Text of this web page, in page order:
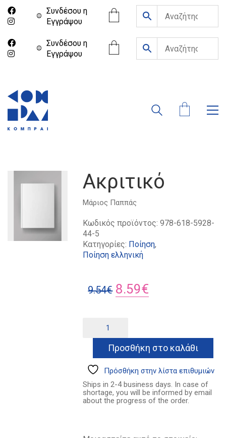
Συνδέσου η
Eγγράψου
Συνδέσου η
Eγγράψου
Ακριτικό
Μάριος Παππάς
Κωδικός προϊόντος:978-618-5928-
44-5
Κατηγορίες: Ποίηση,
Ποίηση ελληνική
9.54€ Original
9.54€.
8.59€
είναι:
8.59€.
ποσότητα
Προσθήκη στο καλάθι
Πρόσθήκη στην λίστα επιθυμιών
Ships in 2-4 business days. In case of
shortage, you will be informed by email
about the progress of the order.